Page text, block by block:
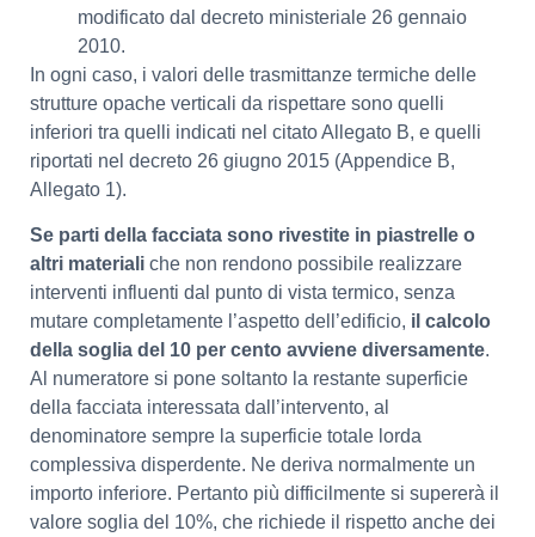
modificato dal decreto ministeriale 26 gennaio
2010.
In ogni caso, i valori delle trasmittanze termiche delle
strutture opache verticali da rispettare sono quelli
inferiori tra quelli indicati nel citato Allegato B, e quelli
riportati nel decreto 26 giugno 2015 (Appendice B,
Allegato 1).
Se parti della facciata sono rivestite in piastrelle o
altri materiali che non rendono possibile realizzare
interventi influenti dal punto di vista termico, senza
mutare completamente l’aspetto dell’edificio, il calcolo
della soglia del 10 per cento avviene diversamente.
Al numeratore si pone soltanto la restante superficie
della facciata interessata dall’intervento, al
denominatore sempre la superficie totale lorda
complessiva disperdente. Ne deriva normalmente un
importo inferiore. Pertanto più difficilmente si supererà il
valore soglia del 10%, che richiede il rispetto anche dei